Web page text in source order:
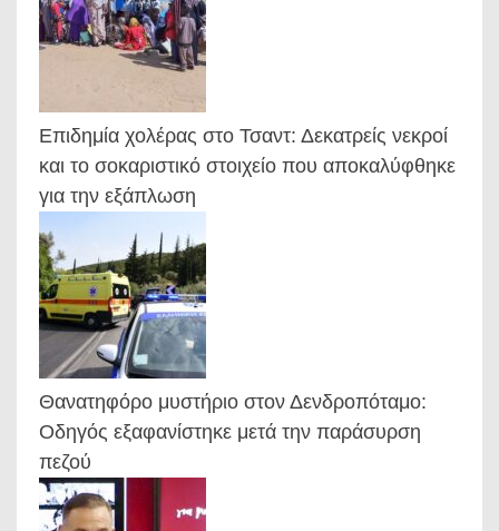
Επιδημία χολέρας στο Τσαντ: Δεκατρείς νεκροί
και το σοκαριστικό στοιχείο που αποκαλύφθηκε
για την εξάπλωση
Θανατηφόρο μυστήριο στον Δενδροπόταμο:
Οδηγός εξαφανίστηκε μετά την παράσυρση
πεζού